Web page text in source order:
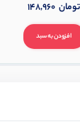
افزودن به سبد
148,960 تومان